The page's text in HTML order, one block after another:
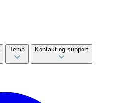
Tema Kontakt og support